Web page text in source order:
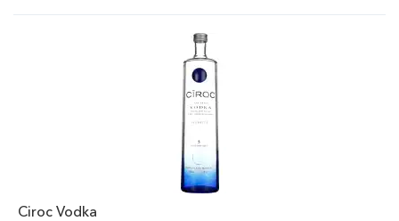
Ciroc Vodka